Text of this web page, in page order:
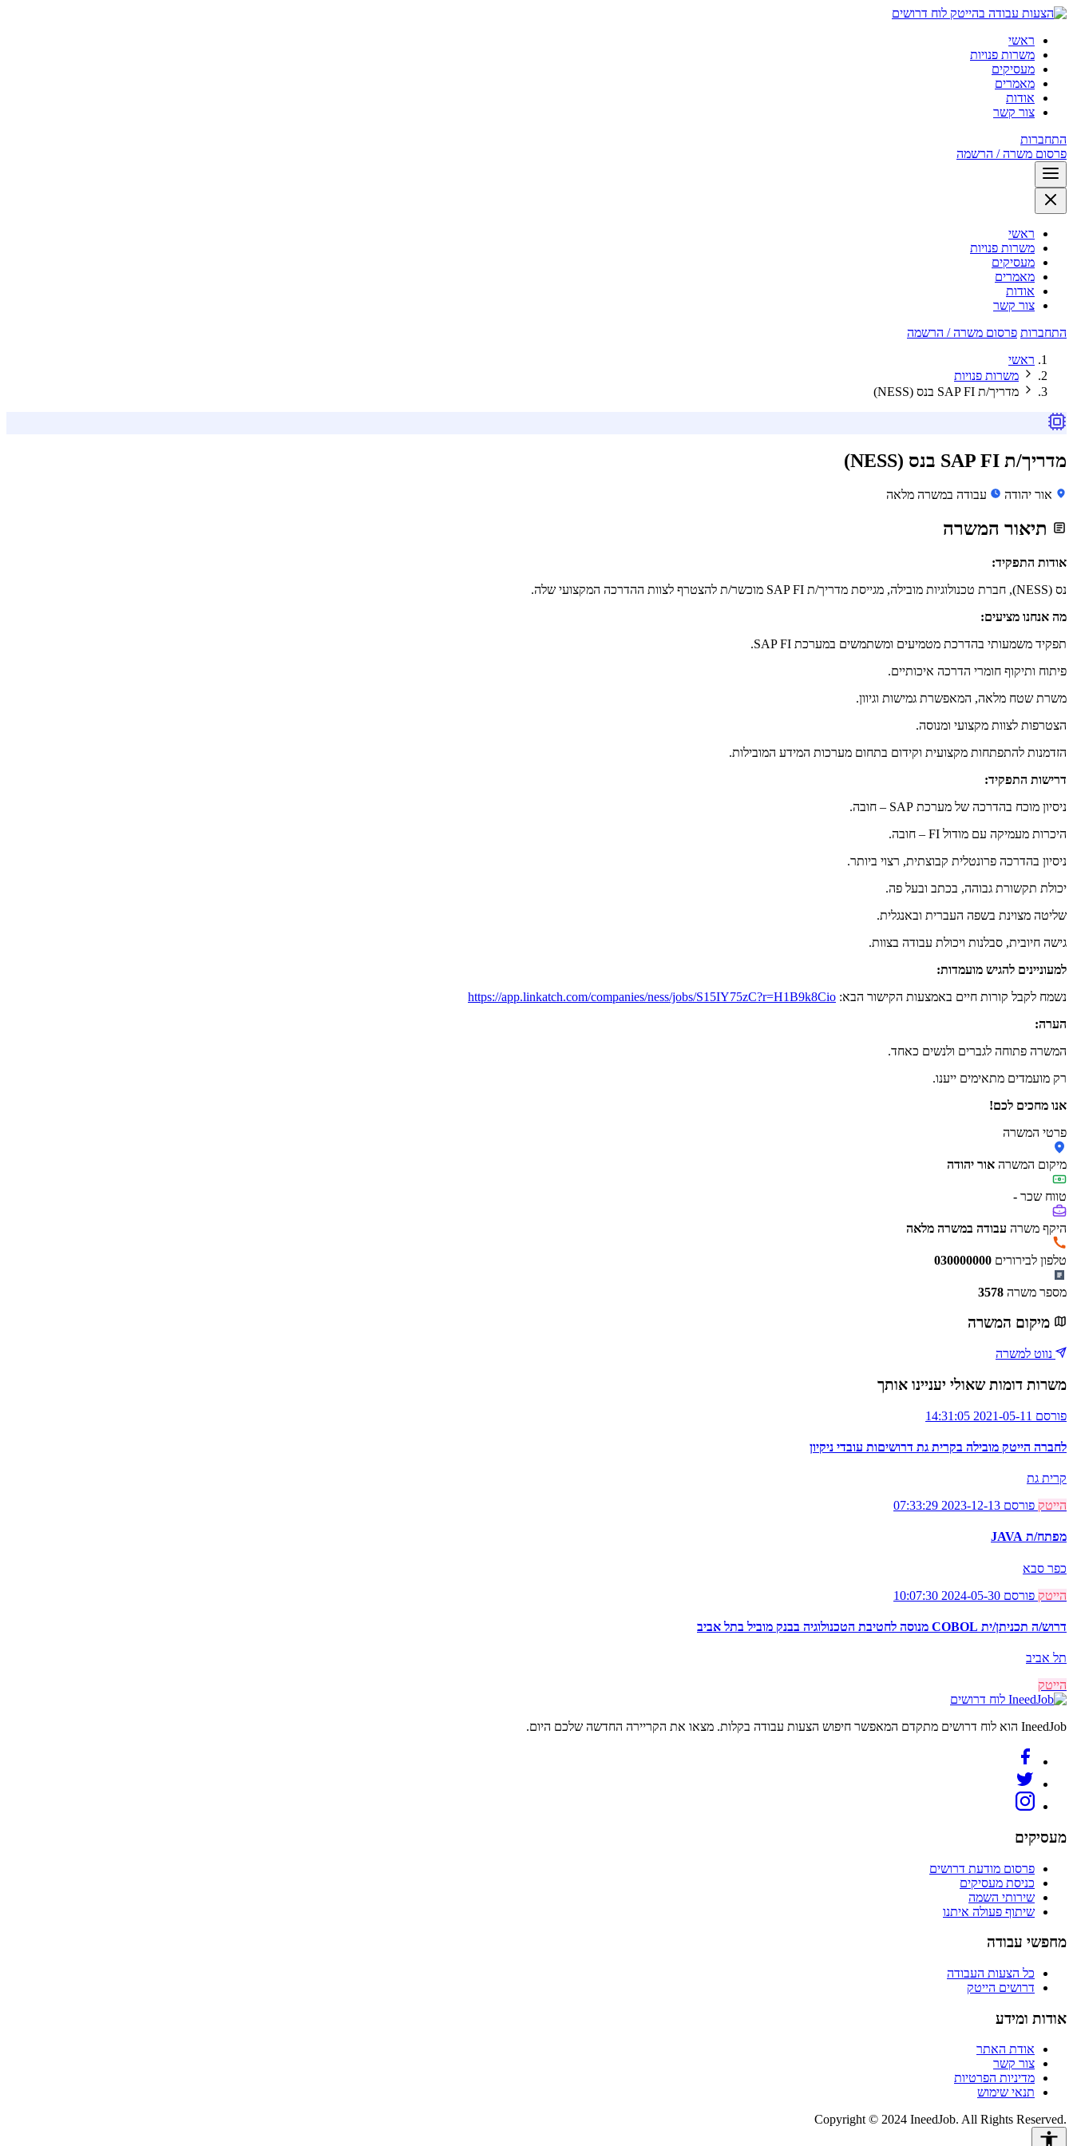
לוח דרושים
ראשי
משרות פנויות
מעסיקים
מאמרים
אודות
צור קשר
התחברות
פרסום משרה / הרשמה
ראשי
משרות פנויות
מעסיקים
מאמרים
אודות
צור קשר
התחברות פרסום משרה / הרשמה
ראשי
משרות פנויות
מדריך/ת SAP FI בנס (NESS)
מדריך/ת SAP FI בנס (NESS)
אור יהודה עבודה במשרה מלאה
תיאור המשרה
אודות התפקיד:
נס (NESS), חברת טכנולוגיות מובילה, מגייסת מדריך/ת SAP FI מוכשר/ת להצטרף לצוות ההדרכה המקצועי שלה.
מה אנחנו מציעים:
תפקיד משמעותי בהדרכת מטמיעים ומשתמשים במערכת SAP FI.
פיתוח ותיקוף חומרי הדרכה איכותיים.
משרת שטח מלאה, המאפשרת גמישות וגיוון.
הצטרפות לצוות מקצועי ומנוסה.
הזדמנות להתפתחות מקצועית וקידום בתחום מערכות המידע המובילות.
דרישות התפקיד:
ניסיון מוכח בהדרכה של מערכת SAP – חובה.
היכרות מעמיקה עם מודול FI – חובה.
ניסיון בהדרכה פרונטלית קבוצתית, רצוי ביותר.
יכולת תקשורת גבוהה, בכתב ובעל פה.
שליטה מצוינת בשפה העברית ובאנגלית.
גישה חיובית, סבלנות ויכולת עבודה בצוות.
למעוניינים להגיש מועמדות:
נשמח לקבל קורות חיים באמצעות הקישור הבא: https://app.linkatch.com/companies/ness/jobs/S15IY75zC?r=H1B9k8Cio
הערה:
המשרה פתוחה לגברים ולנשים כאחד.
רק מועמדים מתאימים ייענו.
אנו מחכים לכם!
פרטי המשרה
מיקום המשרה אור יהודה
טווח שכר -
היקף משרה עבודה במשרה מלאה
טלפון לבירורים 030000000
מספר משרה 3578
מיקום המשרה
נווט למשרה
משרות דומות שאולי יעניינו אותך
פורסם 2021-05-11 14:31:05
לחברה הייטק מובילה בקרית גת דרושיםות עובדי ניקיון
קרית גת
הייטק פורסם 2023-12-13 07:33:29
מפתח/ת JAVA
כפר סבא
הייטק פורסם 2024-05-30 10:07:30
דרוש/ה תכניתן/ית COBOL מנוסה לחטיבת הטכנולוגיה בבנק מוביל בתל אביב
תל אביב
הייטק
לוח דרושים
IneedJob הוא לוח דרושים מתקדם המאפשר חיפוש הצעות עבודה בקלות. מצאו את הקריירה החדשה שלכם היום.
מעסיקים
פרסום מודעת דרושים
כניסת מעסיקים
שירותי השמה
שיתוף פעולה איתנו
מחפשי עבודה
כל הצעות העבודה
דרושים הייטק
אודות ומידע
אודת האתר
צור קשר
מדיניות הפרטיות
תנאי שימוש
Copyright © 2024 IneedJob. All Rights Reserved.